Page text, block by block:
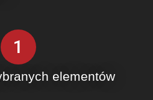
1
elementów